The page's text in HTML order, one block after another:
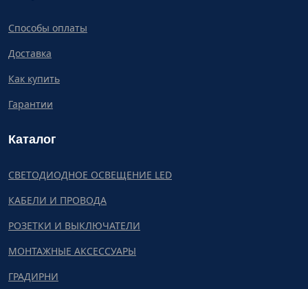
Способы оплаты
Доставка
Как купить
Гарантии
Каталог
СВЕТОДИОДНОЕ ОСВЕЩЕНИЕ LED
КАБЕЛИ И ПРОВОДА
РОЗЕТКИ И ВЫКЛЮЧАТЕЛИ
МОНТАЖНЫЕ АКСЕССУАРЫ
ГРАДИРНИ